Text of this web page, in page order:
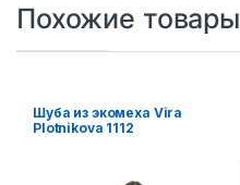
Похожие товары
Шуба из экомеха Vira
Plotnikova 1112